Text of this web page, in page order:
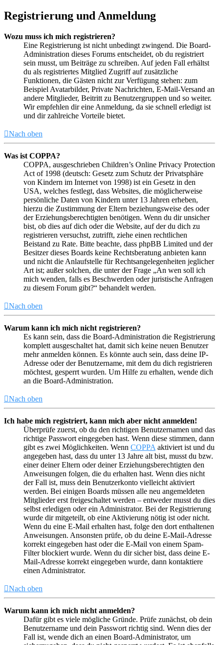
Registrierung und Anmeldung
Wozu muss ich mich registrieren?
Eine Registrierung ist nicht unbedingt zwingend. Die Board-
Administration dieses Forums entscheidet, ob du registriert
sein musst, um Beiträge zu schreiben. Auf jeden Fall erhältst
du als registriertes Mitglied Zugriff auf zusätzliche
Funktionen, die Gästen nicht zur Verfügung stehen: zum
Beispiel Avatarbilder, Private Nachrichten, E-Mail-Versand an
andere Mitglieder, Beitritt zu Benutzergruppen und so weiter.
Wir empfehlen dir eine Anmeldung, da sie schnell erledigt ist
und dir zahlreiche Vorteile bietet.
Nach oben
Was ist COPPA?
COPPA, ausgeschrieben Children’s Online Privacy Protection
Act of 1998 (deutsch: Gesetz zum Schutz der Privatsphäre
von Kindern im Internet von 1998) ist ein Gesetz in den
USA, welches festlegt, dass Websites, die möglicherweise
persönliche Daten von Kindern unter 13 Jahren erheben,
hierzu die Zustimmung der Eltern beziehungsweise des oder
der Erziehungsberechtigten benötigen. Wenn du dir unsicher
bist, ob dies auf dich oder die Website, auf der du dich zu
registrieren versuchst, zutrifft, ziehe einen rechtlichen
Beistand zu Rate. Bitte beachte, dass phpBB Limited und der
Besitzer dieses Boards keine Rechtsberatung anbieten kann
und nicht die Anlaufstelle für Rechtsangelegenheiten jeglicher
Art ist; außer solchen, die unter der Frage „An wen soll ich
mich wenden, falls es Beschwerden oder juristische Anfragen
zu diesem Forum gibt?“ behandelt werden.
Nach oben
Warum kann ich mich nicht registrieren?
Es kann sein, dass die Board-Administration die Registrierung
komplett ausgeschaltet hat, damit sich keine neuen Benutzer
mehr anmelden können. Es könnte auch sein, dass deine IP-
Adresse oder der Benutzername, mit dem du dich registrieren
möchtest, gesperrt wurden. Um Hilfe zu erhalten, wende dich
an die Board-Administration.
Nach oben
Ich habe mich registriert, kann mich aber nicht anmelden!
Überprüfe zuerst, ob du den richtigen Benutzernamen und das
richtige Passwort eingegeben hast. Wenn diese stimmen, dann
gibt es zwei Möglichkeiten. Wenn COPPA aktiviert ist und du
angegeben hast, dass du unter 13 Jahre alt bist, musst du bzw.
einer deiner Eltern oder deiner Erziehungsberechtigten den
Anweisungen folgen, die du erhalten hast. Wenn dies nicht
der Fall ist, muss dein Benutzerkonto vielleicht aktiviert
werden. Bei einigen Boards müssen alle neu angemeldeten
Mitglieder erst freigeschaltet werden – entweder musst du dies
selbst erledigen oder ein Administrator. Bei der Registrierung
wurde dir mitgeteilt, ob eine Aktivierung nötig ist oder nicht.
Wenn du eine E-Mail erhalten hast, folge den dort enthaltenen
Anweisungen. Ansonsten prüfe, ob du deine E-Mail-Adresse
korrekt eingegeben hast oder die E-Mail von einem Spam-
Filter blockiert wurde. Wenn du dir sicher bist, dass deine E-
Mail-Adresse korrekt eingegeben wurde, dann kontaktiere
einen Administrator.
Nach oben
Warum kann ich mich nicht anmelden?
Dafür gibt es viele mögliche Gründe. Prüfe zunächst, ob dein
Benutzername und dein Passwort richtig sind. Wenn dies der
Fall ist, wende dich an einen Board-Administrator, um